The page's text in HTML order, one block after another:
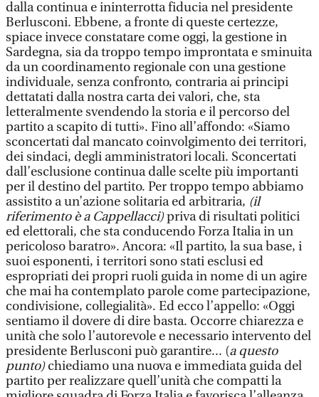
dalla continua e ininterrotta fiducia nel presidente
Berlusconi. Ebbene, a fronte di queste certezze,
spiace invece constatare come oggi, la gestione in
Sardegna, sia da troppo tempo improntata e sminuita
da un coordinamento regionale con una gestione
individuale, senza confronto, contraria ai principi
dettatati dalla nostra carta dei valori, che, sta
letteralmente svendendo la storia e il percorso del
partito a scapito di tutti». Fino all’affondo: «Siamo
sconcertati dal mancato coinvolgimento dei territori,
dei sindaci, degli amministratori locali. Sconcertati
dall’esclusione continua dalle scelte più importanti
per il destino del partito. Per troppo tempo abbiamo
assistito a un’azione solitaria ed arbitraria, (il
riferimento è a Cappellacci)priva di risultati politici
ed elettorali, che sta conducendo Forza Italia in un
pericoloso baratro». Ancora: «Il partito, la sua base, i
suoi esponenti, i territori sono stati esclusi ed
espropriati dei propri ruoli guida in nome di un agire
che mai ha contemplato parole come partecipazione,
condivisione, collegialità». Ed ecco l’appello: «Oggi
sentiamo il dovere di dire basta. Occorre chiarezza e
unità che solo l’autorevole e necessario intervento del
presidente Berlusconi può garantire... (a questo
punto)chiediamo una nuova e immediata guida del
partito per realizzare quell’unità che compatti la